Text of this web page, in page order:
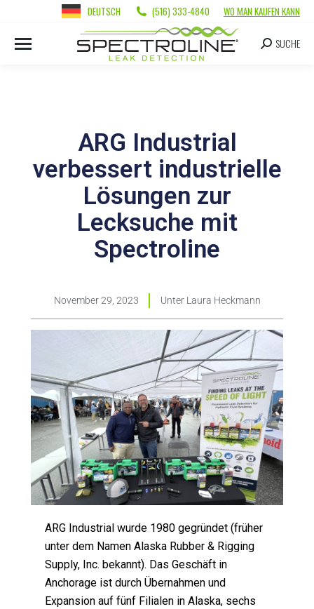
DEUTSCH (516) 333-4840 WO MAN KAUFEN KANN
SUCHE
ARG Industrial
verbessert industrielle
Lösungen zur
Lecksuche mit
Spectroline
November 29, 2023 UnterLaura Heckmann
ARG Industrial wurde 1980 gegründet (früher
unter dem Namen Alaska Rubber & Rigging
Supply, Inc. bekannt). Das Geschäft in
Anchorage ist durch Übernahmen und
Expansion auf fünf Filialen in Alaska, sechs